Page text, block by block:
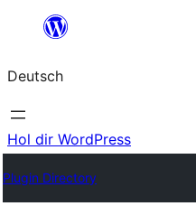
springen
Deutsch
Hol dir WordPress
Plugin Directory